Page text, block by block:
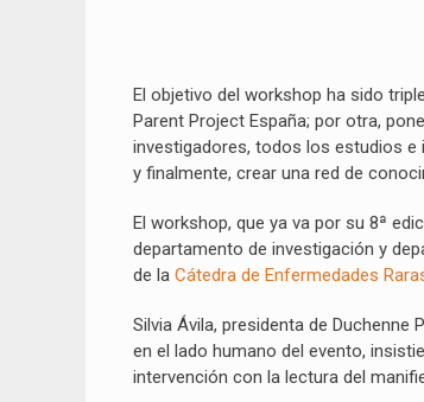
El objetivo del workshop ha sido
Parent Project España; por otra,
investigadores, todos los estudios e
y finalmente, crear una red de
El workshop, que ya va por su 8ª
departamento de investigación y
de la Cátedra de Enfermedades
Silvia Ávila, presidenta de
en el lado humano del evento,
intervención con la lectura del